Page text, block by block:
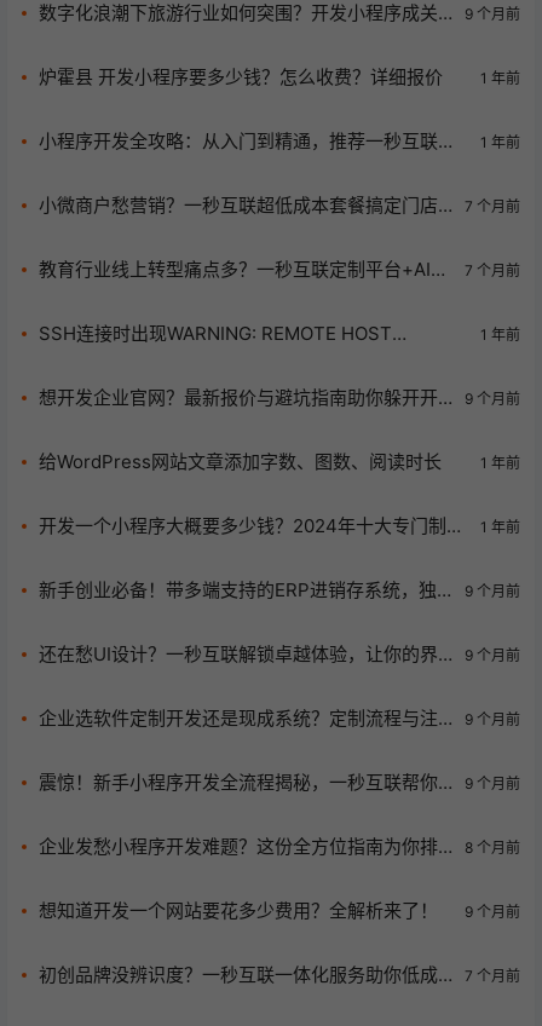
数字化浪潮下旅游行业如何突围？开发小程序成关
9 个月前
炉霍县 开发小程序要多少钱？怎么收费？详细报价 1 年前
小程序开发全攻略：从入门到精通，推荐一秒互联专
1 年前
小微商户愁营销？一秒互联超低成本套餐搞定门店
7 个月前
教育行业线上转型痛点多？一秒互联定制平台+AI工
7 个月前
SSH连接时出现WARNING: REMOTE HOST
1 年前
想开发企业官网？最新报价与避坑指南助你躲开开
9 个月前
给WordPress网站文章添加字数、图数、阅读时长 1 年前
开发一个小程序大概要多少钱？2024年十大专门制作
1 年前
新手创业必备！带多端支持的ERP进销存系统，独
9 个月前
还在愁UI设计？一秒互联解锁卓越体验，让你的界
9 个月前
企业选软件定制开发还是现成系统？定制流程与注
9 个月前
震惊！新手小程序开发全流程揭秘，一秒互联帮你
9 个月前
企业发愁小程序开发难题？这份全方位指南为你排
8 个月前
想知道开发一个网站要花多少费用？全解析来了！ 9 个月前
初创品牌没辨识度？一秒互联一体化服务助你低成
7 个月前